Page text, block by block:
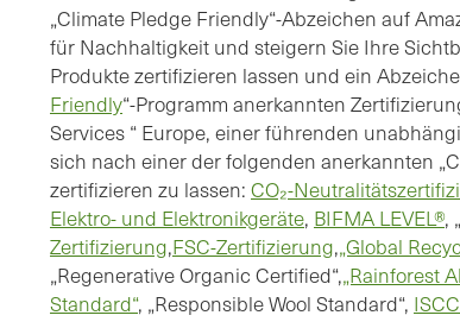
„Climate Pledge Friendly“-Abzeichen auf
für Nachhaltigkeit und steigern Sie Ihre
Produkte zertifizieren lassen und ein
Friendly“-Programm anerkannten
Services “ Europe, einer führenden
sich nach einer der folgenden anerkannten
zertifizieren zu lassen: CO₂-
Elektro- und Elektronikgeräte, BIFMA LEVEL®,
Zertifizierung,FSC-Zertifizierung,„Global
„Regenerative Organic Certified“,„Rainforest
Standard“, „Responsible Wool Standard“,